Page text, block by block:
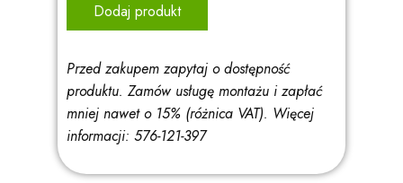
Dodaj produkt
Przed zakupem zapytaj o dostępność
produktu. Zamów usługę montażu i zapłać
mniej nawet o 15% (różnica VAT). Więcej
informacji: 576-121-397